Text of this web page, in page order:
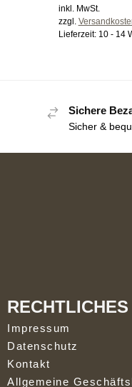
inkl. MwSt.
zzgl.
Lieferzeit: 10 - 14
Sichere
Sicher &
RECHTLICHES
Impressum
Datenschutz
Kontakt
Allgemeine